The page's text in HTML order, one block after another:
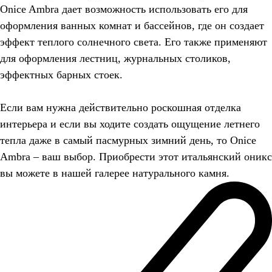
Onice Ambra дает возможность использовать его для
оформления ванных комнат и бассейнов, где он создает
эффект теплого солнечного света. Его также применяют
для оформления лестниц, журнальных столиков,
эффектных барных стоек.
Если вам нужна действительно роскошная отделка
интерьера и если вы ходите создать ощущение летнего
тепла даже в самый пасмурных зимний день, то Onice
Ambra – ваш выбор. Приобрести этот итальянский оникс
вы можете в нашей галерее натурального камня.